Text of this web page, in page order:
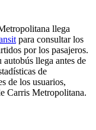
llega
para consultar los
por los pasajeros.
llega antes de
de
de los usuarios,
Carris Metropolitana.